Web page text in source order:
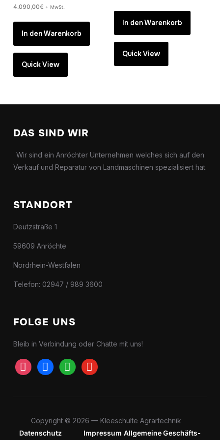
4.090,00€ + MwSt.
In den Warenkorb
Quick View
In den Warenkorb
Quick View
DAS SIND WIR
Wir sind ein Anröchter Unternehmen welches sich auf den
Verkauf und Reparatur von Landmaschinen spezialisiert hat.
STANDORT
Deutzstraße 1
59609 Anröchte
Nordrhein-Westfalen
Telefon: 02947 / 989 3600
FOLGE UNS
Bleib in Verbindung oder Chatte mit uns!
instagramfacebookwhatsappyoutube
Copyright © 2026 — Kleeschulte Agrartechnik
Datenschutz
Impressum Allgemeine Geschäfts-